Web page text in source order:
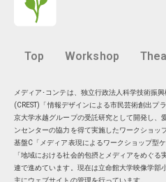
Top Workshop
メディア･コンテは、独立行政法人科学技術振
(CREST)「情報デザインによる市民芸術創出プ
京大学水越グループの受託研究として開発し、
ンセンターの協力を得て実施したワークショッ
基盤C「メディア表現によるワークショップ型
「地域における社会的包摂とメディアをめぐ
連で進めています。現在は立命館大学映像学部
主にウェブサイトの管理を行っています。